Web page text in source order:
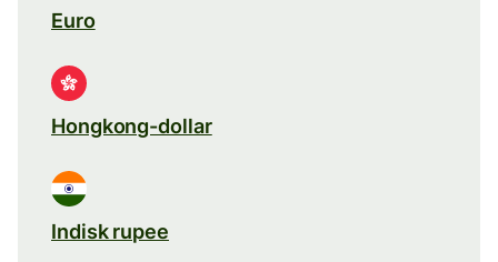
Euro
Hongkong-dollar
Indisk rupee